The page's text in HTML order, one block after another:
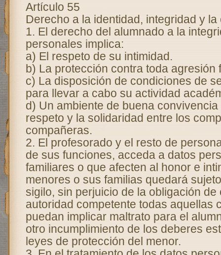
Artículo 55
Derecho a la identidad, integridad y
1. El derecho del alumnado a la
personales implica:
a) El respeto de su intimidad.
b) La protección contra toda agresión
c) La disposición de condiciones de
para llevar a cabo su actividad
d) Un ambiente de buena
respeto y la solidaridad entre los
compañeras.
2. El profesorado y el resto de
de sus funciones, acceda a datos
familiares o que afecten al honor e
menores o sus familias quedará
sigilo, sin perjuicio de la obligación de
autoridad competente todas aquellas
puedan implicar maltrato para el
otro incumplimiento de los deberes
leyes de protección del menor.